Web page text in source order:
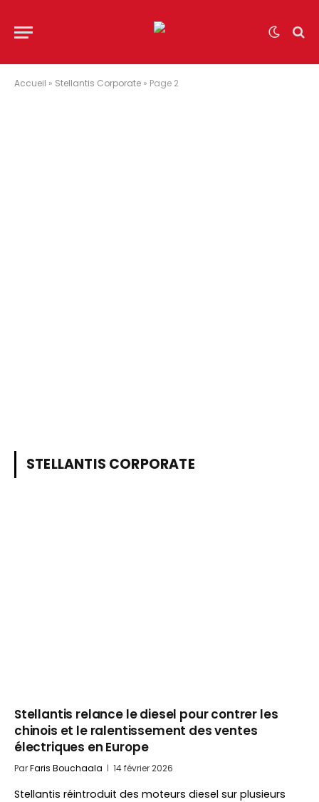
Accueil » Stellantis Corporate » Page 2
STELLANTIS CORPORATE
Stellantis relance le diesel pour contrer les
chinois et le ralentissement des ventes
électriques en Europe
ParFaris Bouchaala 14 février 2026
Stellantis réintroduit des moteurs diesel sur plusieurs